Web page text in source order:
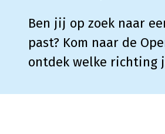
Ben jij op zoek naar
past? Kom naar de
ontdek welke richting